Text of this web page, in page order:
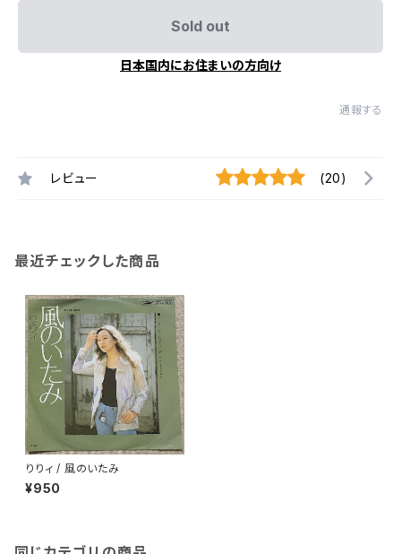
Sold out
日本国内にお住まいの方向け
通報する
レビュー (20)
最近チェックした商品
りりィ / 風のいたみ
¥950